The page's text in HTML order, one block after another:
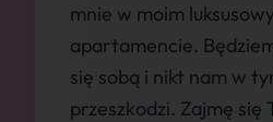
mnie w moim
apartamencie.
się sobą i nikt nam w
przeszkodzi. Zajmę się